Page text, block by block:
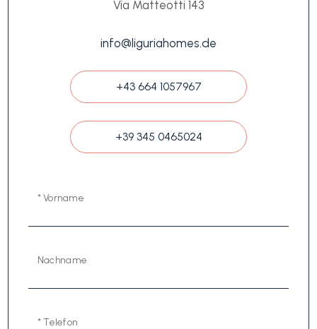
Via Matteotti 143
info@liguriahomes.de
+43 664 1057967
+39 345 0465024
* Vorname
Nachname
* Telefon